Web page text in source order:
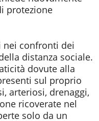
protezione
nei confronti dei
distanza sociale.
dovute alla
sul proprio
arteriosi, drenaggi,
ricoverate nel
solo da un